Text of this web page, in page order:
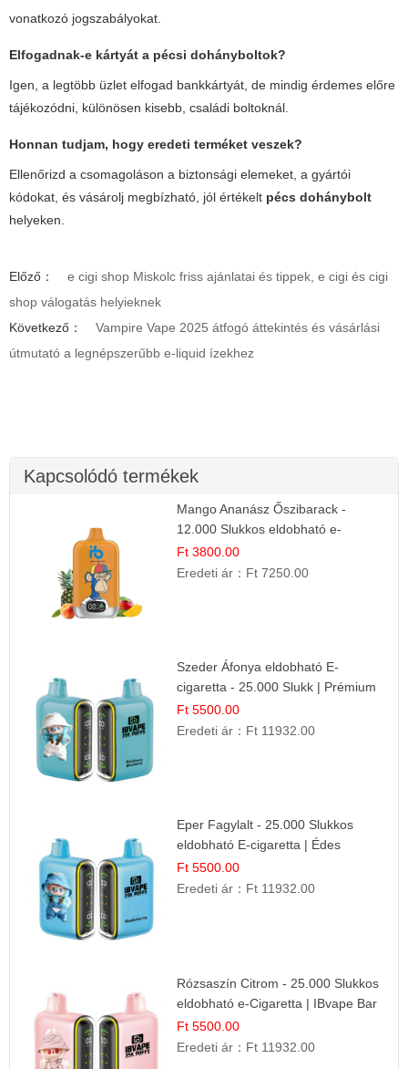
vonatkozó jogszabályokat.
Elfogadnak-e kártyát a pécsi dohányboltok?
Igen, a legtöbb üzlet elfogad bankkártyát, de mindig érdemes előre
tájékozódni, különösen kisebb, családi boltoknál.
Honnan tudjam, hogy eredeti terméket veszek?
Ellenőrizd a csomagoláson a biztonsági elemeket, a gyártói
kódokat, és vásárolj megbízható, jól értékelt pécs dohánybolt
helyeken.
Előző：
e cigi shop Miskolc friss ajánlatai és tippek, e cigi és cigi
shop válogatás helyieknek
Következő：
Vampire Vape 2025 átfogó áttekintés és vásárlási
útmutató a legnépszerűbb e-liquid ízekhez
Kapcsolódó termékek
Mango Ananász Őszibarack -
12.000 Slukkos eldobható e-
Cigaretta
Ft 3800.00
Eredeti ár： Ft 7250.00
Szeder Áfonya eldobható E-
cigaretta - 25.000 Slukk | Prémium
Gyümölcs Íz
Ft 5500.00
Eredeti ár： Ft 11932.00
Eper Fagylalt - 25.000 Slukkos
eldobható E-cigaretta | Édes
Desszert Íz
Ft 5500.00
Eredeti ár： Ft 11932.00
Rózsaszín Citrom - 25.000 Slukkos
eldobható e-Cigaretta | IBvape Bar
Ft 5500.00
Eredeti ár： Ft 11932.00